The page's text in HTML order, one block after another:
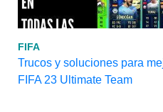
FIFA
Trucos y soluciones para
FIFA 23 Ultimate Team